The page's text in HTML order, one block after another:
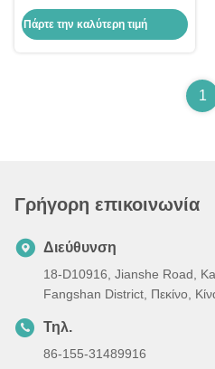
διαχωριστικό άμεση προμήθεια
Όλα τα σενάρια
Πάρτε την καλύτερη τιμή
1
Γρήγορη επικοινωνία
Διεύθυνση
18-D10916, Jianshe Road,
Fangshan District, Πεκίνο,
Τηλ.
86-155-31489916